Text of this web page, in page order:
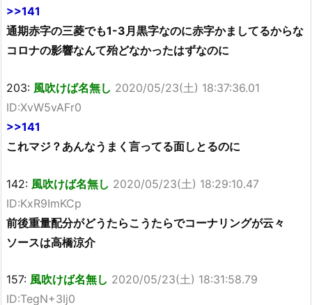
>>141
通期赤字の三菱でも1-3月黒字なのに赤字かましてるからな
コロナの影響なんて殆どなかったはずなのに
203: 風吹けば名無し 2020/05/23(土) 18:37:36.01
ID:XvW5vAFr0
>>141
これマジ？あんなうまく言ってる面しとるのに
142: 風吹けば名無し 2020/05/23(土) 18:29:10.47
ID:KxR9ImKCp
前後重量配分がどうたらこうたらでコーナリングが云々
ソースは高橋涼介
157: 風吹けば名無し 2020/05/23(土) 18:31:58.79
ID:TegN+3Ij0